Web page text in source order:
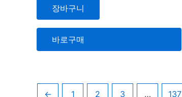
평
가
장바구니
바로구매
← 1 2 3 … 137